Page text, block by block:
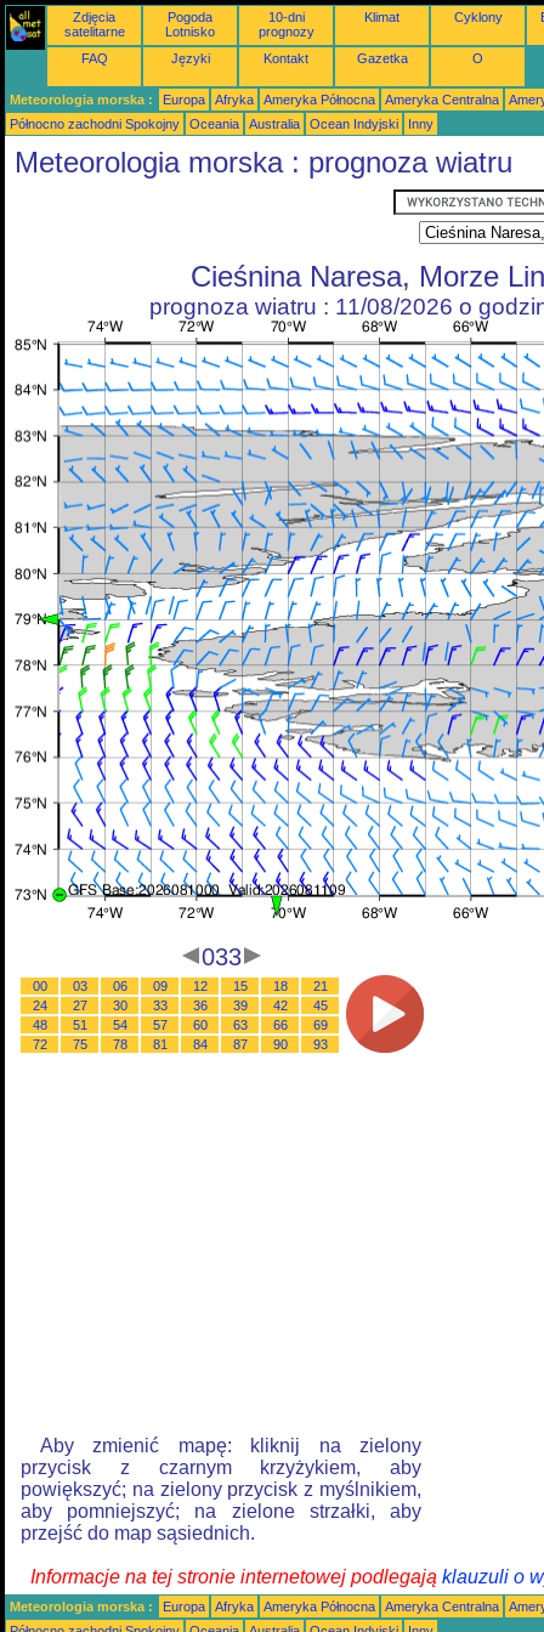
Zdjęcia
satelitarne
Pogoda
Lotnisko
10-dni
prognozy
Klimat Cyklony
FAQ Języki Kontakt Gazetka O
Meteorologia morska : Europa Afryka Ameryka Północna Ameryka Centralna
Północno zachodni Spokojny
Oceania Australia Ocean Indyjski Inny
Meteorologia morska : prognoza wiatru
Cieśnina Naresa, Morze
prognoza wiatru : 11/08/2026 o
033
00 03 06 09 12 15 18
21
24
27 30 33 36 39 42
45
48
51 54 57 60 63 66
69
72
75 78 81 84 87 90 93
Aby zmienić mapę: kliknij na zielony
przycisk z czarnym krzyżykiem, aby
powiększyć; na zielony przycisk z myślnikiem,
aby pomniejszyć; na zielone strzałki, aby
przejść do map sąsiednich.
Informacje na tej stronie internetowej podlegają klauzuli o
Meteorologia morska : Europa Afryka Ameryka Północna Ameryka Centralna